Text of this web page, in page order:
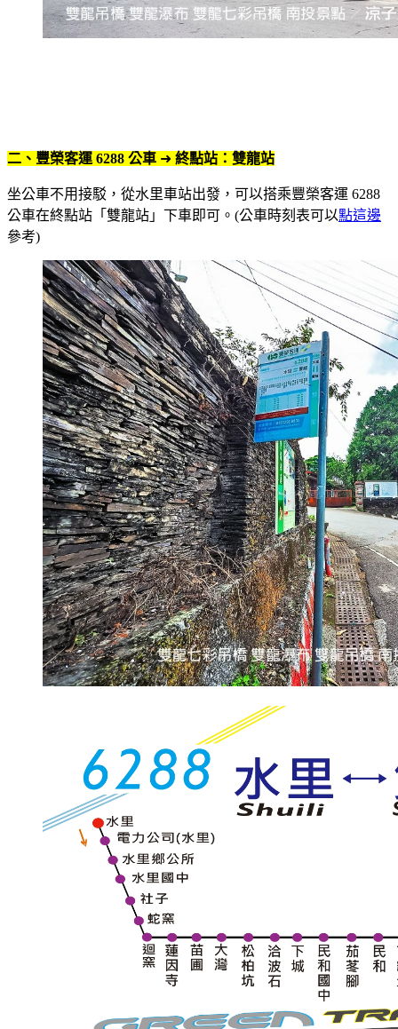
二 、豐榮客運 6288 公車 ➜ 終點站： 雙龍站
坐公車不用接駁，從水里車站出發，可以搭乘豐榮客運 6288
公車在終點站「雙龍站」下車即可。(公車時刻表可以點這邊
參考)